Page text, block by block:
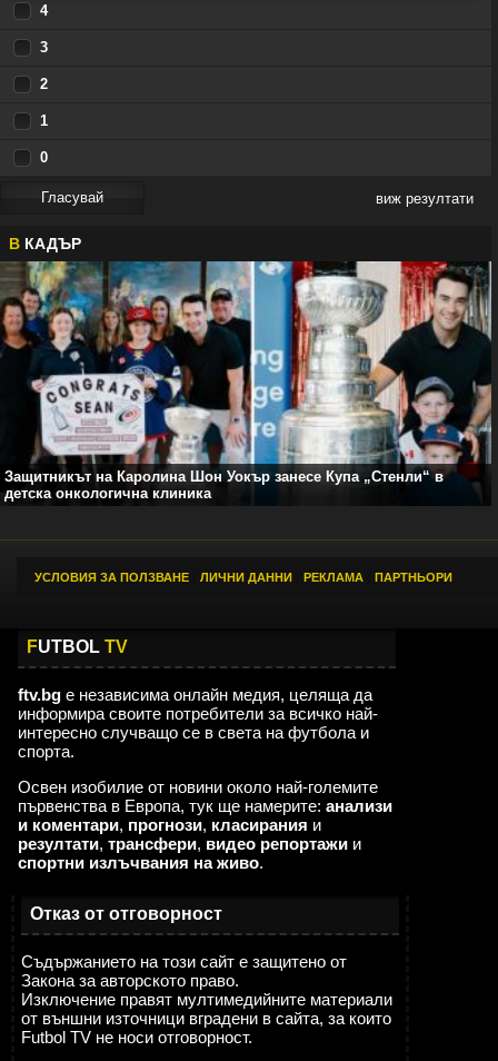
4
3
2
1
0
виж резултати
В КАДЪР
Защитникът на Каролина Шон Уокър занесе Купа „Стенли“ в
детска онкологична клиника
УСЛОВИЯ ЗА ПОЛЗВАНЕ ЛИЧНИ ДАННИ РЕКЛАМА ПАРТНЬОРИ
FUTBOL TV
ftv.bg е независима онлайн медия, целяща да
информира своите потребители за всичко най-
интересно случващо се в света на футбола и
спорта.
Освен изобилие от новини около най-големите
първенства в Европа, тук ще намерите: анализи
и коментари, прогнози, класирания и
резултати, трансфери, видео репортажи и
спортни излъчвания на живо.
Отказ от отговорност
Съдържанието на този сайт е защитено от
Закона за авторското право.
Изключение правят мултимедийните материали
от външни източници вградени в сайта, за които
Futbol TV не носи отговорност.